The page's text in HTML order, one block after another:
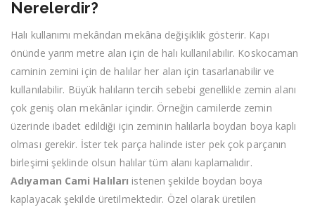
Nerelerdir?
Halı kullanımı mekândan mekâna değişiklik gösterir. Kapı
önünde yarım metre alan için de halı kullanılabilir. Koskocaman
caminin zemini için de halılar her alan için tasarlanabilir ve
kullanılabilir. Büyük halıların tercih sebebi genellikle zemin alanı
çok geniş olan mekânlar içindir. Örneğin camilerde zemin
üzerinde ibadet edildiği için zeminin halılarla boydan boya kaplı
olması gerekir. İster tek parça halinde ister pek çok parçanın
birleşimi şeklinde olsun halılar tüm alanı kaplamalıdır.
Adıyaman Cami Halıları istenen şekilde boydan boya
kaplayacak şekilde üretilmektedir. Özel olarak üretilen